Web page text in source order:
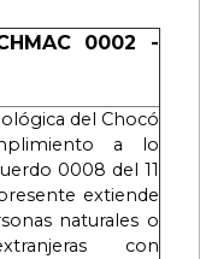
0002 -
del Chocó
a lo
0008 del 11
extiende
naturales o
con